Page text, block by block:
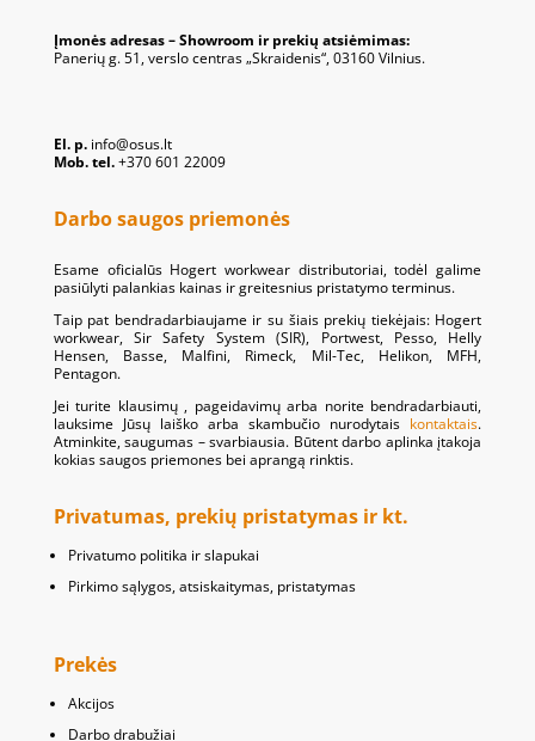
Įmonės adresas – Showroom ir prekių atsiėmimas:
Panerių g. 51, verslo centras „Skraidenis“, 03160 Vilnius.
El. p.info@osus.lt
Mob. tel.+370 601 22009
Darbo saugos priemonės
Esame oficialūs Hogert workwear distributoriai, todėl galime
pasiūlyti palankias kainas ir greitesnius pristatymo terminus.
Taip pat bendradarbiaujame ir su šiais prekių tiekėjais: Hogert
workwear, Sir Safety System (SIR), Portwest, Pesso, Helly
Hensen, Basse, Malfini, Rimeck, Mil-Tec, Helikon, MFH,
Pentagon.
Jei turite klausimų , pageidavimų arba norite bendradarbiauti,
lauksime Jūsų laiško arba skambučio nurodytais kontaktais.
Atminkite, saugumas – svarbiausia. Būtent darbo aplinka įtakoja
kokias saugos priemones bei aprangą rinktis.
Privatumas, prekių pristatymas ir kt.
Privatumo politika ir slapukai
Pirkimo sąlygos, atsiskaitymas, pristatymas
Prekės
Akcijos
Darbo drabužiai